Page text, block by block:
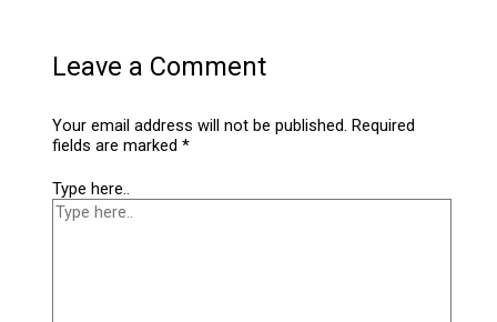
Leave a Comment
Your email address will not be published. Required
fields are marked*
Type here..